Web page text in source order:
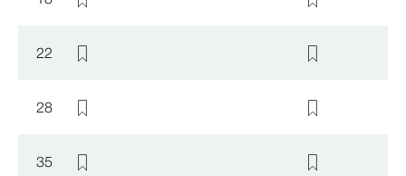
22
28
35